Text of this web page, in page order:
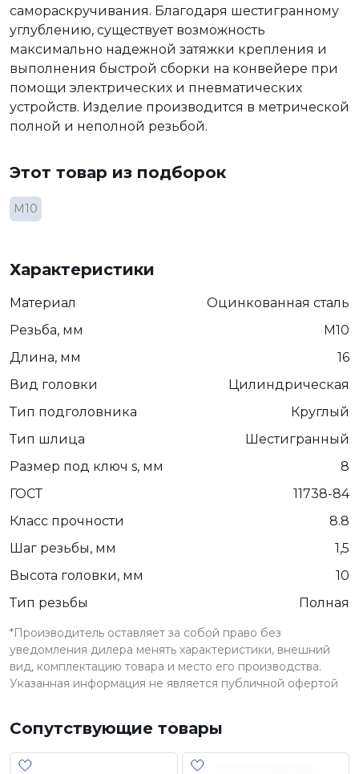
самораскручивания. Благодаря шестигранному
углублению, существует возможность
максимально надежной затяжки крепления и
выполнения быстрой сборки на конвейере при
помощи электрических и пневматических
устройств. Изделие производится в метрической
полной и неполной резьбой.
Этот товар из подборок
М10
Характеристики
Материал
Оцинкованная сталь
Резьба, мм
М10
Длина, мм
16
Вид головки
Цилиндрическая
Тип подголовника
Круглый
Тип шлица
Шестигранный
Размер под ключ s, мм
8
ГОСТ
11738-84
Класс прочности
8.8
Шаг резьбы, мм
1,5
Высота головки, мм
10
Тип резьбы
Полная
*Производитель оставляет за собой право без
уведомления дилера менять характеристики, внешний
вид, комплектацию товара и место его производства.
Указанная информация не является публичной офертой
Сопутствующие товары